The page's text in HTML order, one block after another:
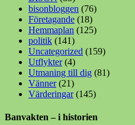
bisonbloggen (76)
Företagande (18)
Hemmaplan (125)
politik (141)
Uncategorized (159)
Utflykter(4)
Utmaning till dig (81)
Vänner(21)
Värderingar(145)
Banvakten – i historien